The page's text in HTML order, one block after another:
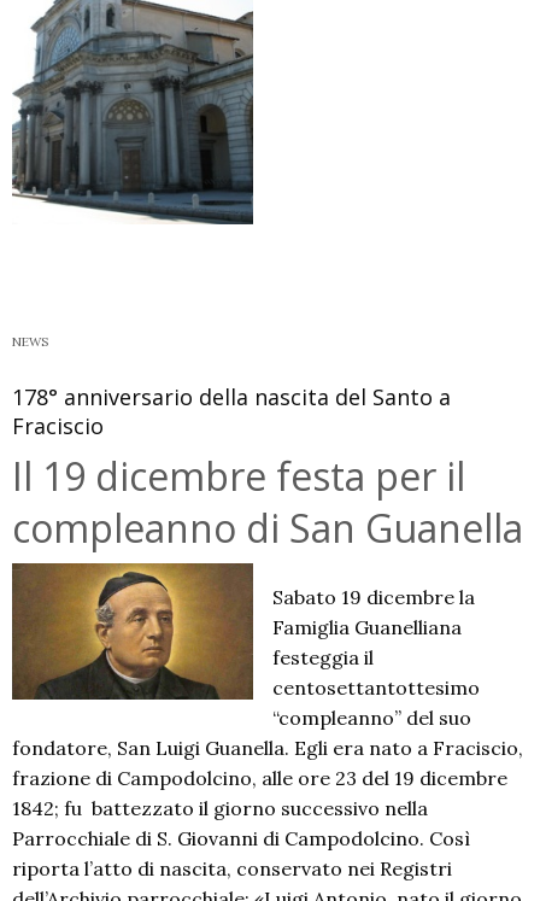
NEWS
178° anniversario della nascita del Santo a
Fraciscio
Il 19 dicembre festa per il
compleanno di San Guanella
Sabato 19 dicembre la
Famiglia Guanelliana
festeggia il
centosettantottesimo
“compleanno” del suo
fondatore, San Luigi Guanella. Egli era nato a Fraciscio,
frazione di Campodolcino, alle ore 23 del 19 dicembre
1842; fu battezzato il giorno successivo nella
Parrocchiale di S. Giovanni di Campodolcino. Così
riporta l’atto di nascita, conservato nei Registri